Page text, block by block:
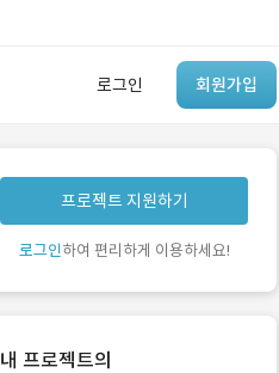
로그인 회원가입
유사사례 검색 AI
‘이런 거’ 만들어본
개발 회사 있어?
프로젝트 지원하기
로그인하여 편리하게 이용하세요!
내 프로젝트의